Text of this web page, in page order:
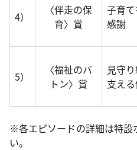
4）
〈伴走の保
育〉賞
子育
感謝
5）
〈福祉のバ
トン〉賞
見守
支え
※各エピソードの詳細は特設
い。